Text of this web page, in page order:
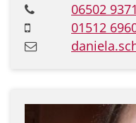
06502
01512